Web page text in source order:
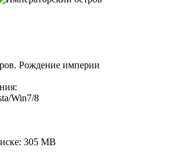
Рождение империи
Win7/8
305 MB